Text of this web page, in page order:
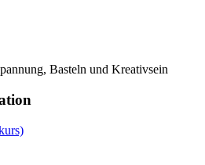
Basteln und Kreativsein